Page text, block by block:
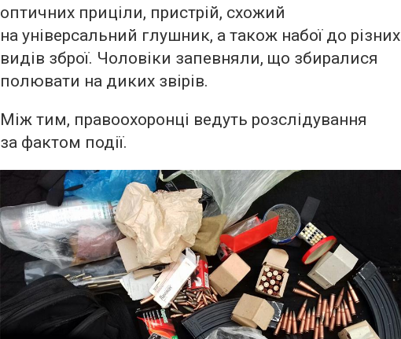
оптичних приціли, пристрій, схожий
на універсальний глушник, а також набої до різних
видів зброї. Чоловіки запевняли, що збиралися
полювати на диких звірів.
Між тим, правоохоронці ведуть розслідування
за фактом події.